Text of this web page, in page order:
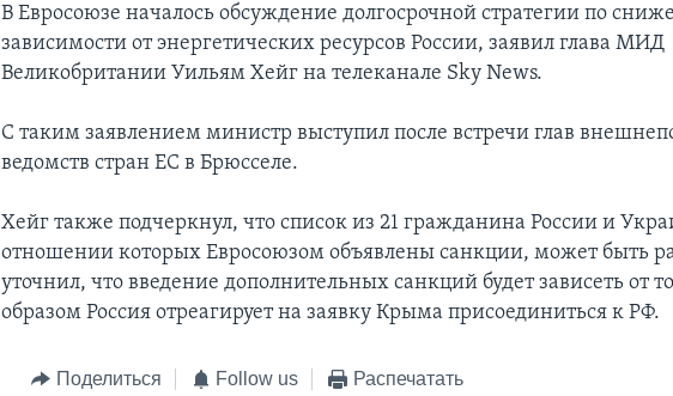
В Евросоюзе началось обсуждение долгосрочной стратегии по
зависимости от энергетических ресурсов России, заявил глава МИД
Великобритании Уильям Хейг на телеканале Sky News.
С таким заявлением министр выступил после встречи глав
ведомств стран ЕС в Брюсселе.
Хейг также подчеркнул, что список из 21 гражданина России и
отношении которых Евросоюзом объявлены санкции, может быть
уточнил, что введение дополнительных санкций будет зависеть от
образом Россия отреагирует на заявку Крыма присоединиться к РФ.
Поделиться Follow us Распечатать